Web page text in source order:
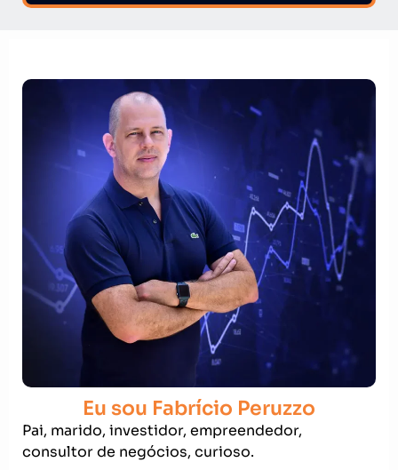
Eu sou Fabrício Peruzzo
Pai, marido, investidor, empreendedor,
consultor de negócios, curioso.